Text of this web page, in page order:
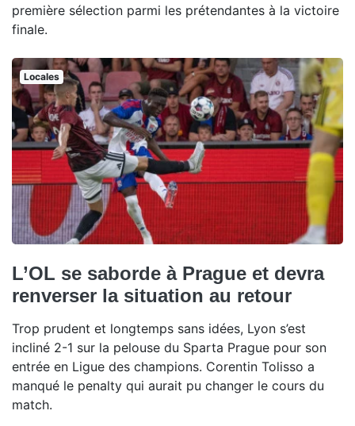
première sélection parmi les prétendantes à la victoire
finale.
Locales
L’OL se saborde à Prague et devra
renverser la situation au retour
Trop prudent et longtemps sans idées, Lyon s’est
incliné 2-1 sur la pelouse du Sparta Prague pour son
entrée en Ligue des champions. Corentin Tolisso a
manqué le penalty qui aurait pu changer le cours du
match.